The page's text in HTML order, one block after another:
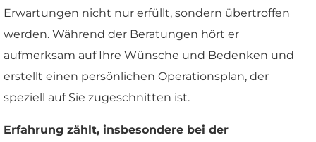
Erwartungen nicht nur erfüllt, sondern übertroffen
werden. Während der Beratungen hört er
aufmerksam auf Ihre Wünsche und Bedenken und
erstellt einen persönlichen Operationsplan, der
speziell auf Sie zugeschnitten ist.
Erfahrung zählt, insbesondere bei der